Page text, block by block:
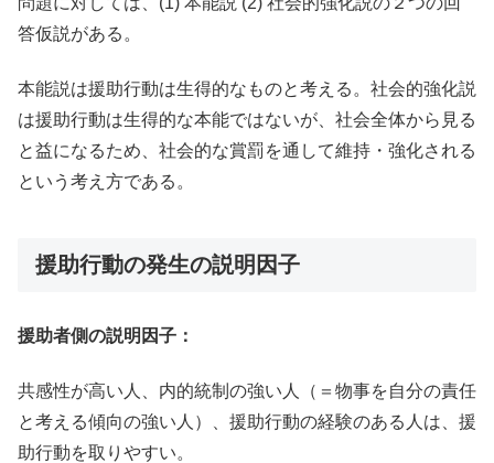
答仮説がある。
本能説は援助行動は生得的なものと考える。社会的強化説
は援助行動は生得的な本能ではないが、社会全体から見る
と益になるため、社会的な賞罰を通して維持・強化される
という考え方である。
援助行動の発生の説明因子
援助者側の説明因子：
共感性が高い人、内的統制の強い人（＝物事を自分の責任
と考える傾向の強い人）、援助行動の経験のある人は、援
助行動を取りやすい。